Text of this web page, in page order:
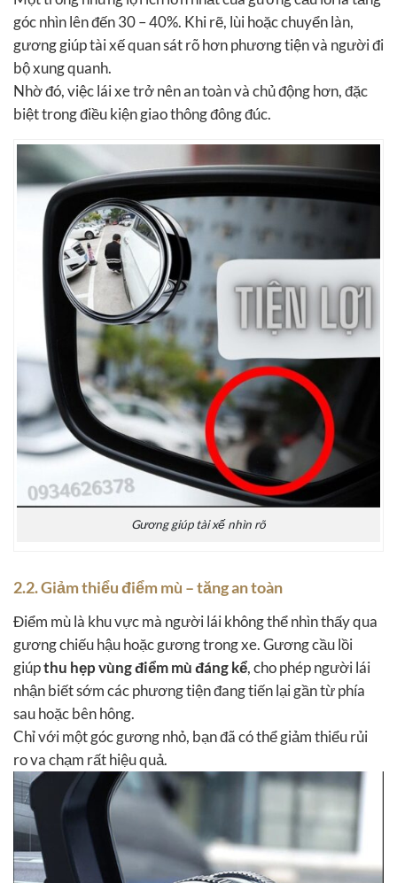
góc nhìn lên đến 30 – 40%. Khi rẽ, lùi hoặc chuyển làn,
gương giúp tài xế quan sát rõ hơn phương tiện và người đi
bộ xung quanh.
Nhờ đó, việc lái xe trở nên an toàn và chủ động hơn, đặc
biệt trong điều kiện giao thông đông đúc.
Gương giúp tài xế nhìn rõ
2.2. Giảm thiểu điểm mù – tăng an toàn
Điểm mù là khu vực mà người lái không thể nhìn thấy qua
gương chiếu hậu hoặc gương trong xe. Gương cầu lồi
giúpthu hẹp vùng điểm mù đáng kể, cho phép người lái
nhận biết sớm các phương tiện đang tiến lại gần từ phía
sau hoặc bên hông.
Chỉ với một góc gương nhỏ, bạn đã có thể giảm thiểu rủi
ro va chạm rất hiệu quả.